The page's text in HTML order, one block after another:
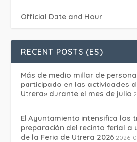
Official Date and Hour
RECENT POSTS (ES)
Más de medio millar de
participado en las actividades
Utrera» durante el mes de julio
El Ayuntamiento intensifica los
preparación del recinto ferial a
de la Feria de Utrera 2026 2026-